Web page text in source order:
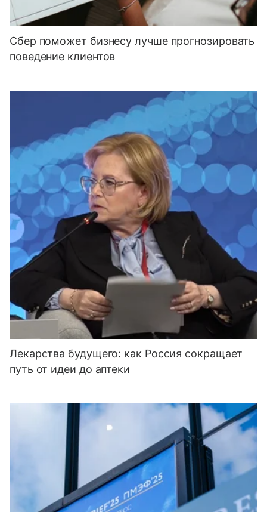
Сбер поможет бизнесу лучше прогнозировать
поведение клиентов
Лекарства будущего: как Россия сокращает
путь от идеи до аптеки